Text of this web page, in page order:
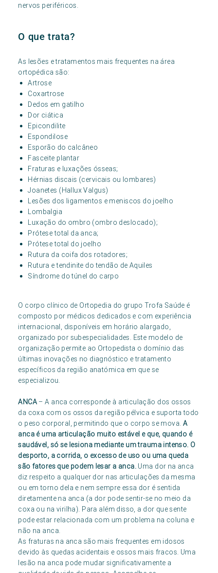
nervos periféricos.
O que trata?
As lesões e tratamentos mais frequentes na área
ortopédica são:
Artrose
Coxartrose
Dedos em gatilho
Dor ciática
Epicondilite
Espondilose
Esporão do calcâneo
Fasceite plantar
Fraturas e luxações ósseas;
Hérnias discais (cervicais ou lombares)
Joanetes (Hallux Valgus)
Lesões dos ligamentos e meniscos do joelho
Lombalgia
Luxação do ombro (ombro deslocado);
Prótese total da anca;
Prótese total do joelho
Rutura da coifa dos rotadores;
Rutura e tendinite do tendão de Aquiles
Síndrome do túnel do carpo
O corpo clínico de Ortopedia do grupo Trofa Saúde é
composto por médicos dedicados e com experiência
internacional, disponíveis em horário alargado,
organizado por subespecialidades. Este modelo de
organização permite ao Ortopedista o domínio das
últimas inovações no diagnóstico e tratamento
específicos da região anatómica em que se
especializou.
ANCA – A anca corresponde à articulação dos ossos
da coxa com os ossos da região pélvica e suporta todo
o peso corporal, permitindo que o corpo se mova. A
anca é uma articulação muito estável e que, quando é
saudável, só se lesiona mediante um trauma intenso. O
desporto, a corrida, o excesso de uso ou uma queda
são fatores que podem lesar a anca. Uma dor na anca
diz respeito a qualquer dor nas articulações da mesma
ou em torno dela e nem sempre essa dor é sentida
diretamente na anca (a dor pode sentir-se no meio da
coxa ou na virilha). Para além disso, a dor que sente
pode estar relacionada com um problema na coluna e
não na anca.
As fraturas na anca são mais frequentes em idosos
devido às quedas acidentais e ossos mais fracos. Uma
lesão na anca pode mudar significativamente a